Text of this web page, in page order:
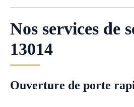
Nos services de
13014
Ouverture de porte